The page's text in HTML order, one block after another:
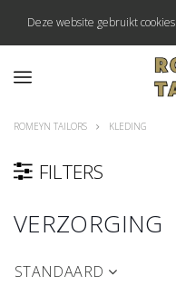
Deze website gebruikt cookies
ROMEYN TAILORS KLEDING
FILTERS
VERZORGING
STANDAARD